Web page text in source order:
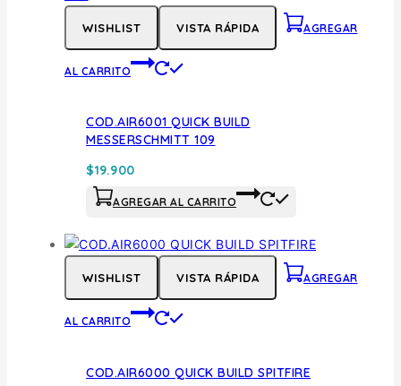
WISHLIST VISTA RÁPIDA AGREGAR
AL CARRITO
COD.AIR6001 QUICK BUILD
MESSERSCHMITT 109
$19.900
AGREGAR AL CARRITO
WISHLIST VISTA RÁPIDA AGREGAR
AL CARRITO
COD.AIR6000 QUICK BUILD SPITFIRE